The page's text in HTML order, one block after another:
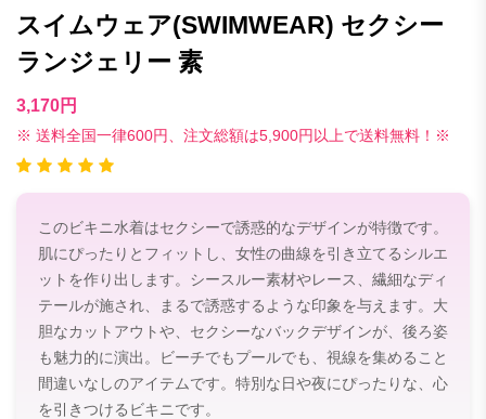
スイムウェア(SWIMWEAR) セクシー
ランジェリー 素
3,170円
※ 送料全国一律600円、注文総額は5,900円以上で送料無料！※
このビキニ水着はセクシーで誘惑的なデザインが特徴です。
肌にぴったりとフィットし、女性の曲線を引き立てるシルエ
ットを作り出します。シースルー素材やレース、繊細なディ
テールが施され、まるで誘惑するような印象を与えます。大
胆なカットアウトや、セクシーなバックデザインが、後ろ姿
も魅力的に演出。ビーチでもプールでも、視線を集めること
間違いなしのアイテムです。特別な日や夜にぴったりな、心
を引きつけるビキニです。